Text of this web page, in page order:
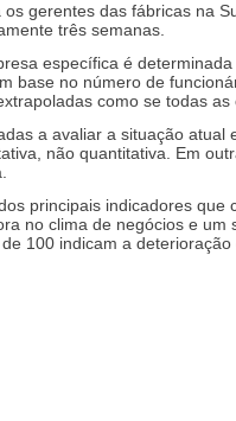
gerentes das fábricas na
três semanas.
específica é
base no número de
como se todas
a avaliar a situação
não quantitativa. Em
principais indicadores
no clima de negócios e
100 indicam a deterioração